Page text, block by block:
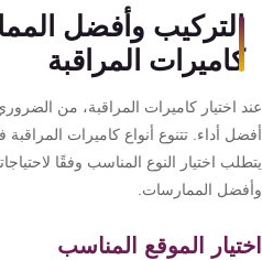
التركيب وأفضل
كاميرات المراقبة
اختيار كاميرات المراقبة، من
أداء. تتنوع أنواع كاميرات المراقبة
اختيار النوع المناسب وفقًا
الممارسات.
الموقع المناسب